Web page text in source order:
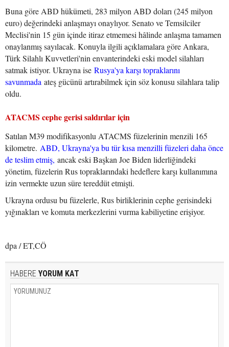
Buna göre ABD hükümeti, 283 milyon ABD doları (245 milyon
euro) değerindeki anlaşmayı onaylıyor. Senato ve Temsilciler
Meclisi'nin 15 gün içinde itiraz etmemesi hâlinde anlaşma tamamen
onaylanmış sayılacak. Konuyla ilgili açıklamalara göre Ankara,
Türk Silahlı Kuvvetleri'nin envanterindeki eski model silahları
satmak istiyor. Ukrayna ise Rusya'ya karşı topraklarını
savunmada ateş gücünü artırabilmek için söz konusu silahlara talip
oldu.
ATACMS cephe gerisi saldırılar için
Satılan M39 modifikasyonlu ATACMS füzelerinin menzili 165
kilometre. ABD, Ukrayna'ya bu tür kısa menzilli füzeleri daha önce
de teslim etmiş, ancak eski Başkan Joe Biden liderliğindeki
yönetim, füzelerin Rus topraklarındaki hedeflere karşı kullanımına
izin vermekte uzun süre tereddüt etmişti.
Ukrayna ordusu bu füzelerle, Rus birliklerinin cephe gerisindeki
yığınakları ve komuta merkezlerini vurma kabiliyetine erişiyor.
dpa / ET,CÖ
HABERE YORUM KAT